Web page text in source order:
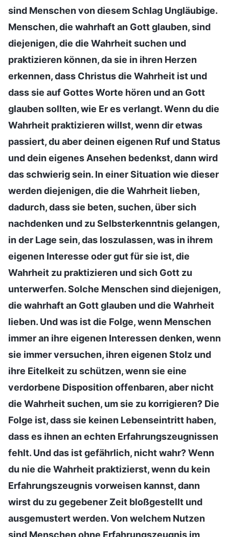
sind Menschen von diesem Schlag Ungläubige.
Menschen, die wahrhaft an Gott glauben, sind
diejenigen, die die Wahrheit suchen und
praktizieren können, da sie in ihren Herzen
erkennen, dass Christus die Wahrheit ist und
dass sie auf Gottes Worte hören und an Gott
glauben sollten, wie Er es verlangt. Wenn du die
Wahrheit praktizieren willst, wenn dir etwas
passiert, du aber deinen eigenen Ruf und Status
und dein eigenes Ansehen bedenkst, dann wird
das schwierig sein. In einer Situation wie dieser
werden diejenigen, die die Wahrheit lieben,
dadurch, dass sie beten, suchen, über sich
nachdenken und zu Selbsterkenntnis gelangen,
in der Lage sein, das loszulassen, was in ihrem
eigenen Interesse oder gut für sie ist, die
Wahrheit zu praktizieren und sich Gott zu
unterwerfen. Solche Menschen sind diejenigen,
die wahrhaft an Gott glauben und die Wahrheit
lieben. Und was ist die Folge, wenn Menschen
immer an ihre eigenen Interessen denken, wenn
sie immer versuchen, ihren eigenen Stolz und
ihre Eitelkeit zu schützen, wenn sie eine
verdorbene Disposition offenbaren, aber nicht
die Wahrheit suchen, um sie zu korrigieren? Die
Folge ist, dass sie keinen Lebenseintritt haben,
dass es ihnen an echten Erfahrungszeugnissen
fehlt. Und das ist gefährlich, nicht wahr? Wenn
du nie die Wahrheit praktizierst, wenn du kein
Erfahrungszeugnis vorweisen kannst, dann
wirst du zu gegebener Zeit bloßgestellt und
ausgemustert werden. Von welchem Nutzen
sind Menschen ohne Erfahrungszeugnis im